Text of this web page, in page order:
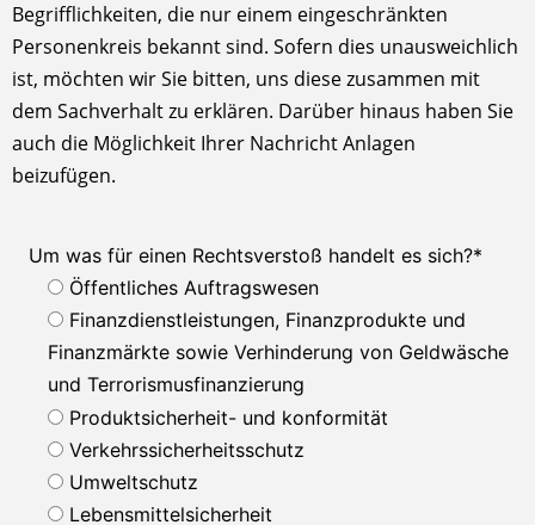
Begrifflichkeiten, die nur einem eingeschränkten
Personenkreis bekannt sind. Sofern dies unausweichlich
ist, möchten wir Sie bitten, uns diese zusammen mit
dem Sachverhalt zu erklären. Darüber hinaus haben Sie
auch die Möglichkeit Ihrer Nachricht Anlagen
beizufügen.
Um was für einen Rechtsverstoß handelt es sich?*
Öffentliches Auftragswesen
Finanzdienstleistungen, Finanzprodukte und
Finanzmärkte sowie Verhinderung von Geldwäsche
und Terrorismusfinanzierung
Produktsicherheit- und konformität
Verkehrssicherheitsschutz
Umweltschutz
Lebensmittelsicherheit